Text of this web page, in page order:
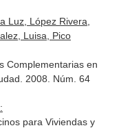
Luz, López Rivera,
Luisa, Pico
Complementarias en
. 2008. Núm. 64
para Viviendas y